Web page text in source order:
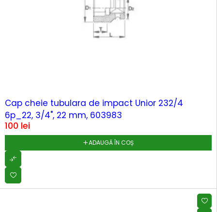
Cap cheie tubulara de impact Unior 232/4
6p_22, 3/4", 22 mm, 603983
100 lei
ADAUGĂ ÎN COȘ